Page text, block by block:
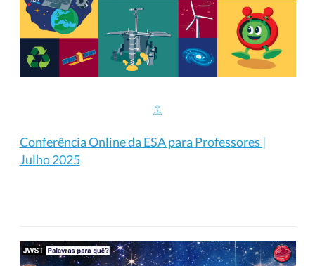
Conferência Online da ESA para Professores |
Julho 2025